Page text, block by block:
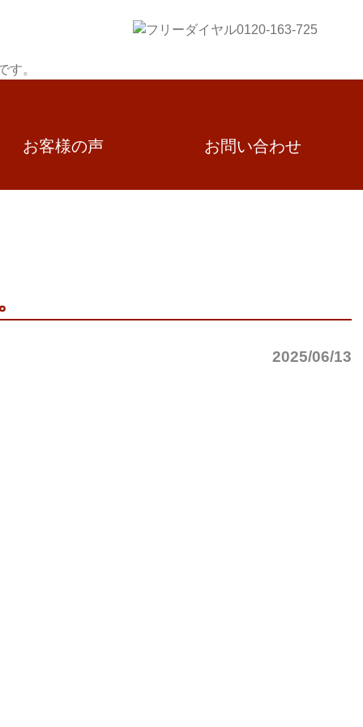
お客様の声 お問い合わせ
2025/06/13